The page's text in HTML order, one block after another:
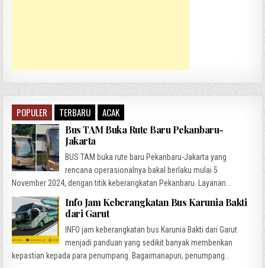
POPULER TERBARU ACAK
Bus TAM Buka Rute Baru Pekanbaru-
Jakarta
BUS TAM buka rute baru Pekanbaru-Jakarta yang
rencana operasionalnya bakal berlaku mulai 5
November 2024, dengan titik keberangkatan Pekanbaru. Layanan...
Info Jam Keberangkatan Bus Karunia Bakti
dari Garut
INFO jam keberangkatan bus Karunia Bakti dari Garut
menjadi panduan yang sedikit banyak memberikan
kepastian kepada para penumpang. Bagaimanapun, penumpang...